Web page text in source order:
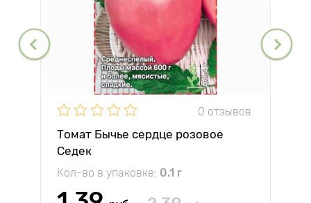
0 отзывов
Томат Бычье сердце розовое
Седек
Кол-во в упаковке: 0.1 г